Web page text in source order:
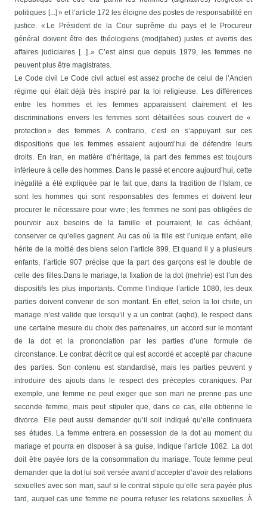
politiques [...] » et l’article 172 les éloigne des postes de responsabilité en
justice. « Le Président de la Cour suprême du pays et le Procureur
général doivent être des théologiens (modjtahed) justes et avertis des
affaires judiciaires [...] .» C’est ainsi que depuis 1979, les femmes ne
peuvent plus être magistrates.
Le Code civil
Le Code civil actuel est assez proche de celui de l’Ancien
régime qui était déjà très inspiré par la loi religieuse. Les différences
entre les hommes et les femmes apparaissent clairement et les
discriminations envers les femmes sont détaillées sous couvert de «
protection » des femmes. A contrario, c’est en s’appuyant sur ces
dispositions que les femmes essaient aujourd’hui de défendre leurs
droits. En Iran, en matière d’héritage, la part des femmes est toujours
inférieure à celle des hommes. Dans le passé et encore aujourd’hui, cette
inégalité a été expliquée par le fait que, dans la tradition de l’Islam, ce
sont les hommes qui sont responsables des femmes et doivent leur
procurer le nécessaire pour vivre ; les femmes ne sont pas obligées de
pourvoir aux besoins de la famille et pourraient, le cas échéant,
conserver ce qu’elles gagnent. Au cas où la fille est l’unique enfant, elle
hérite de la moitié des biens selon l’article 899. Et quand il y a plusieurs
enfants, l’article 907 précise que la part des garçons est le double de
celle des filles.Dans le mariage, la fixation de la dot (mehrie) est l’un des
dispositifs les plus importants. Comme l’indique l’article 1080, les deux
parties doivent convenir de son montant. En effet, selon la loi chiite, un
mariage n’est valide que lorsqu’il y a un contrat (aqhd), le respect dans
une certaine mesure du choix des partenaires, un accord sur le montant
de la dot et la prononciation par les parties d’une formule de
circonstance. Le contrat décrit ce qui est accordé et accepté par chacune
des parties. Son contenu est standardisé, mais les parties peuvent y
introduire des ajouts dans le respect des préceptes coraniques. Par
exemple, une femme ne peut exiger que son mari ne prenne pas une
seconde femme, mais peut stipuler que, dans ce cas, elle obtienne le
divorce. Elle peut aussi demander qu’il soit indiqué qu’elle continuera
ses études. La femme entrera en possession de la dot au moment du
mariage et pourra en disposer à sa guise, indique l’article 1082. La dot
doit être payée lors de la consommation du mariage. Toute femme peut
demander que la dot lui soit versée avant d’accepter d’avoir des relations
sexuelles avec son mari, sauf si le contrat stipule qu’elle sera payée plus
tard, auquel cas une femme ne pourra refuser les relations sexuelles. À